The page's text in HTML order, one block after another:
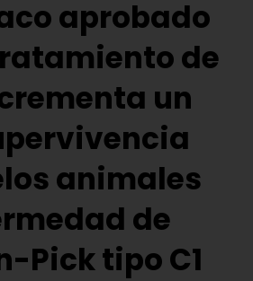
aprobado
de
un
animales
de
Pick tipo C1